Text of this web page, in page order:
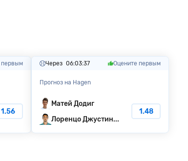
первым
1.56
Через 06:03:36 Оцените первым
Прогноз на Hagen
Матей Додиг
Лоренцо Джустин...
1.48